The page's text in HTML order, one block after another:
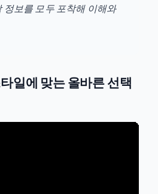
정보를 모두 포착해 이해와
일에 맞는 올바른 선택